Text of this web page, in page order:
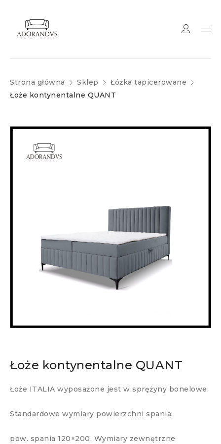
Strona główna Sklep
Łóżka tapicerowane
Łoże kontynentalne QUANT
Łoże kontynentalne QUANT
Łoże ITALIA wyposażone jest w sprężyny bonelowe.
Standardowe wymiary powierzchni spania:
pow. spania 120×200, Wymiary zewnętrzne